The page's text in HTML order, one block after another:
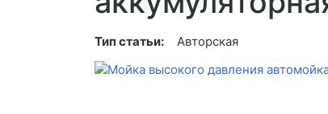
Тип статьи: Авторская